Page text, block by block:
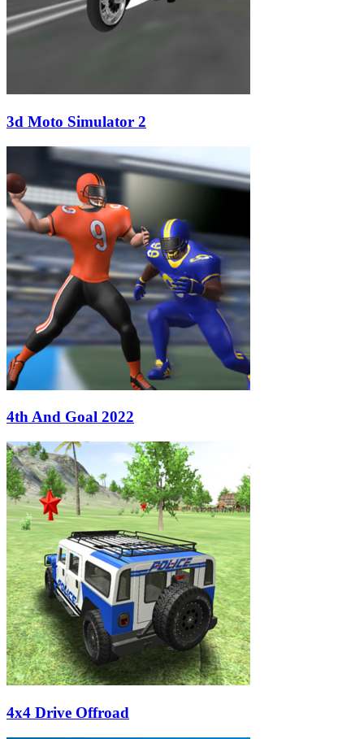
3d Moto Simulator 2
4th And Goal 2022
4x4 Drive Offroad